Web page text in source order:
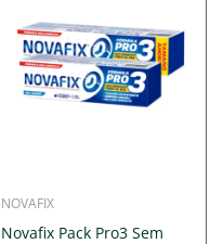
NOVAFIX
Novafix Pack Pro3 Sem